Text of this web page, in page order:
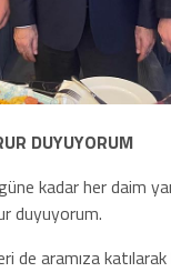
DUYUYORUM
kadar her daim
duyuyorum.
aramıza katılarak